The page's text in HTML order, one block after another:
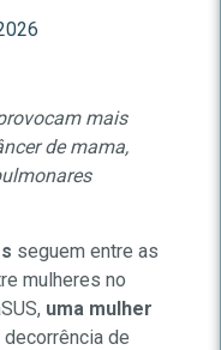
mais
de mama,
seguem entre as
mulheres no
uma mulher
decorrência de